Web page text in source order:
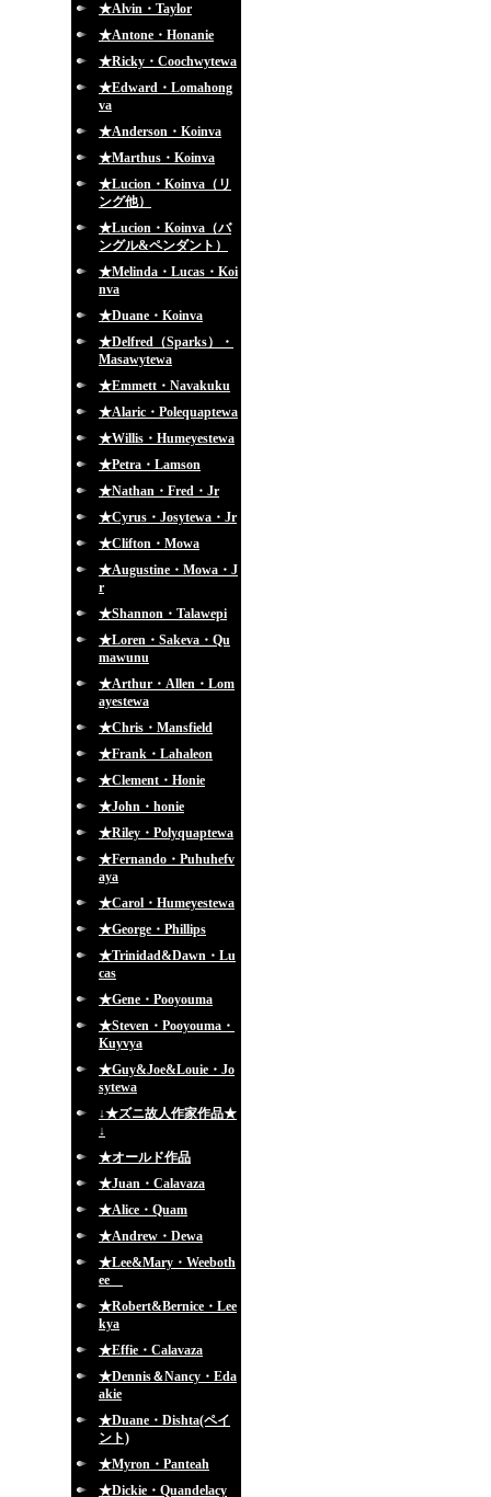
★Alvin・Taylor
★Antone・Honanie
★Ricky・Coochwytewa
★Edward・Lomahong
va
★Anderson・Koinva
★Marthus・Koinva
★Lucion・Koinva（リ
ング他）
★Lucion・Koinva（バ
ングル&ペンダント）
★Melinda・Lucas・Koi
nva
★Duane・Koinva
★Delfred（Sparks）・
Masawytewa
★Emmett・Navakuku
★Alaric・Polequaptewa
★Willis・Humeyestewa
★Petra・Lamson
★Nathan・Fred・Jr
★Cyrus・Josytewa・Jr
★Clifton・Mowa
★Augustine・Mowa・J
r
★Shannon・Talawepi
★Loren・Sakeva・Qu
mawunu
★Arthur・Allen・Lom
ayestewa
★Chris・Mansfield
★Frank・Lahaleon
★Clement・Honie
★John・honie
★Riley・Polyquaptewa
★Fernando・Puhuhefv
aya
★Carol・Humeyestewa
★George・Phillips
★Trinidad&Dawn・Lu
cas
★Gene・Pooyouma
★Steven・Pooyouma・
Kuyvya
★Guy&Joe&Louie・Jo
sytewa
↓★ズニ故人作家作品★
↓
★オールド作品
★Juan・Calavaza
★Alice・Quam
★Andrew・Dewa
★Lee&Mary・Weeboth
ee
★Robert&Bernice・Lee
kya
★Effie・Calavaza
★Dennis＆Nancy・Eda
akie
★Duane・Dishta(ペイ
ント)
★Myron・Panteah
★Dickie・Quandelacy